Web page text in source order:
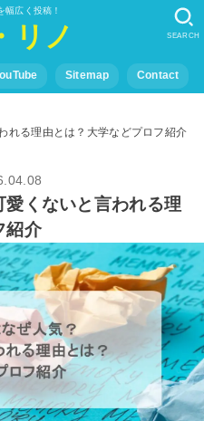
幅広く投稿！
リノ
Sitemap Contact
SEARCH
れる理由とは？大学などプロフ紹介
くないと言われる理
紹介